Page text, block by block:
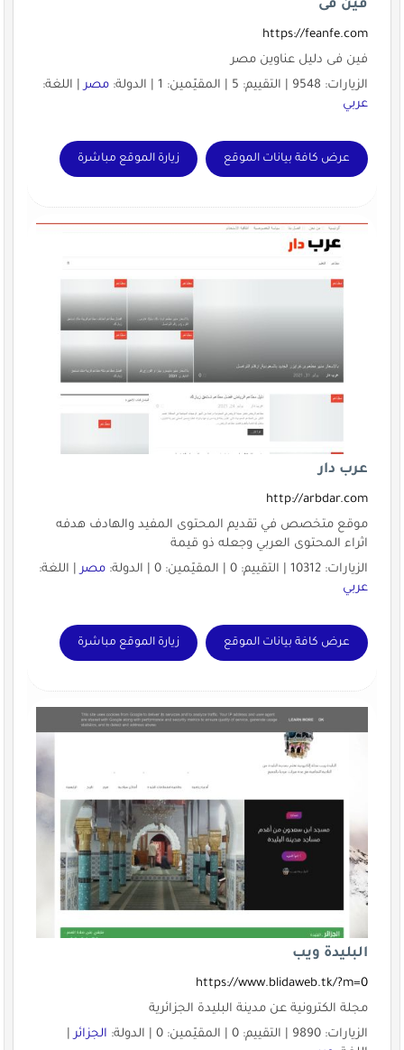
فين فى
https://feanfe.com
فين فى دليل عناوين مصر
الزيارات: 9548 | التقييم: 5 | المقيّمين: 1 | الدولة:
مصر| اللغة:
عربي
عرض كافة بيانات الموقع زيارة الموقع مباشرة
عرب دار
http://arbdar.com
موقع متخصص في تقديم المحتوى المفيد والهادف هدفه
اثراء المحتوى العربي وجعله ذو قيمة
الزيارات: 10312 | التقييم: 0 | المقيّمين: 0 | الدولة:
مصر| اللغة:
عربي
عرض كافة بيانات الموقع زيارة الموقع مباشرة
البليدة ويب
https://www.blidaweb.tk/?m=0
مجلة الكترونية عن مدينة البليدة الجزائرية
الزيارات: 9890 | التقييم: 0 | المقيّمين: 0 | الدولة:
الجزائر|